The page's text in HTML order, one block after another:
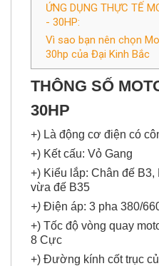
ỨNG DỤNG THỰC TẾ
- 30HP:
Vì sao bạn nên chọn
30hp của Đại Kinh Bắc
THÔNG SỐ
30HP
+) Là động cơ điện có
+) Kết cấu: Vỏ Gang
+) Kiểu lắp: Chân đế
vừa đế B35
+) Điện áp: 3 pha 380/
+) Tốc độ vòng quay
8 Cực
+) Đường kính cốt trục